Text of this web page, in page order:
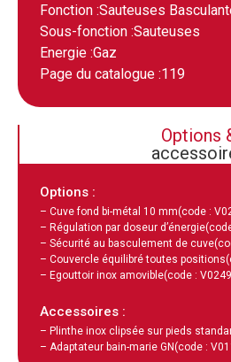
Fonction :Sauteuses
Sous-fonction :Sauteuses
Energie :Gaz
Page du catalogue :119
Options
Options :
– Cuve fond bi-métal 10 mm(code :
– Régulation par doseur d’énergie
– Sécurité au basculement de cuve
– Couvercle équilibré toutes positions
– Egouttoir inox amovible(code :
Accessoires :
– Plinthe inox clipsée sur pieds
– Adaptateur bain-marie GN(code :